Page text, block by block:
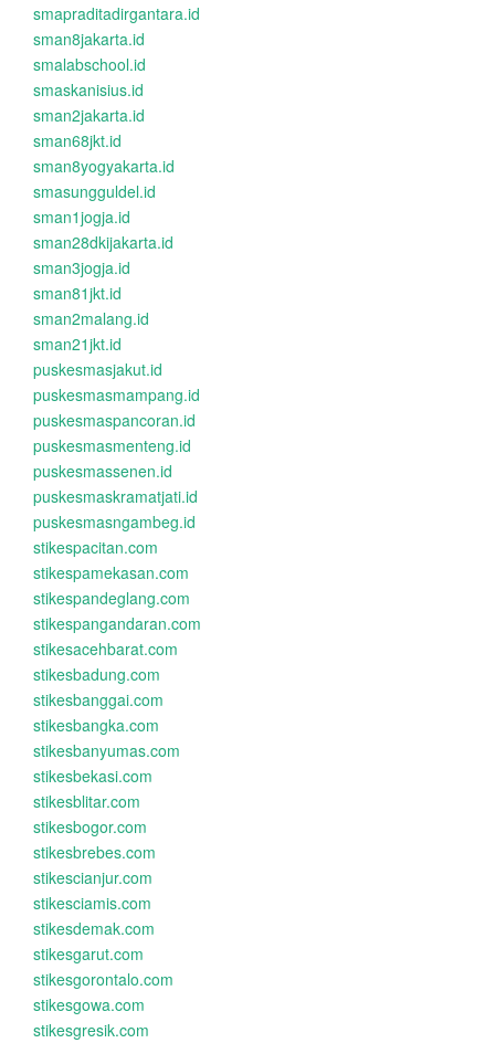
smapraditadirgantara.id
sman8jakarta.id
smalabschool.id
smaskanisius.id
sman2jakarta.id
sman68jkt.id
sman8yogyakarta.id
smasungguldel.id
sman1jogja.id
sman28dkijakarta.id
sman3jogja.id
sman81jkt.id
sman2malang.id
sman21jkt.id
puskesmasjakut.id
puskesmasmampang.id
puskesmaspancoran.id
puskesmasmenteng.id
puskesmassenen.id
puskesmaskramatjati.id
puskesmasngambeg.id
stikespacitan.com
stikespamekasan.com
stikespandeglang.com
stikespangandaran.com
stikesacehbarat.com
stikesbadung.com
stikesbanggai.com
stikesbangka.com
stikesbanyumas.com
stikesbekasi.com
stikesblitar.com
stikesbogor.com
stikesbrebes.com
stikescianjur.com
stikesciamis.com
stikesdemak.com
stikesgarut.com
stikesgorontalo.com
stikesgowa.com
stikesgresik.com